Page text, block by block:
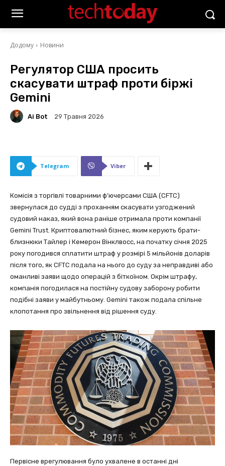
Додому Новини
Регулятор США просить
скасувати штраф проти біржі
Gemini
Ai Bot 29 Травня 2026
Telegram Viber
Комісія з торгівлі товарними ф’ючерсами США (CFTC)
звернулася до судді з проханням скасувати узгоджений
судовий наказ, який вона раніше отримала проти компанії
Gemini Trust. Криптовалютний бізнес, яким керують брати-
близнюки Тайлер і Кемерон Вінклвосс, на початку січня 2025
року погодився сплатити штраф у розмірі 5 мільйонів доларів
після того, як CFTC подала на нього до суду за неправдиві або
оманливі заяви щодо операцій з біткоїном. Окрім штрафу,
компанія погодилася на постійну судову заборону робити
подібні заяви у майбутньому. Gemini також подала спільне
клопотання про звільнення від рішення суду.
Первісне врегулювання було ухвалене в останні дні